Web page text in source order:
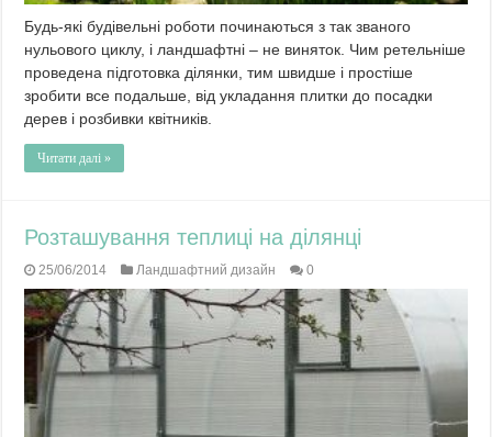
Будь-які будівельні роботи починаються з так званого
нульового циклу, і ландшафтні – не виняток. Чим ретельніше
проведена підготовка ділянки, тим швидше і простіше
зробити все подальше, від укладання плитки до посадки
дерев і розбивки квітників.
Читати далі »
Розташування теплиці на ділянці
25/06/2014 Ландшафтний дизайн 0